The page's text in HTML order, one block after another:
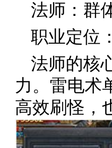
法师：群
职业定位
法师的核
力。雷电术
高效刷怪，